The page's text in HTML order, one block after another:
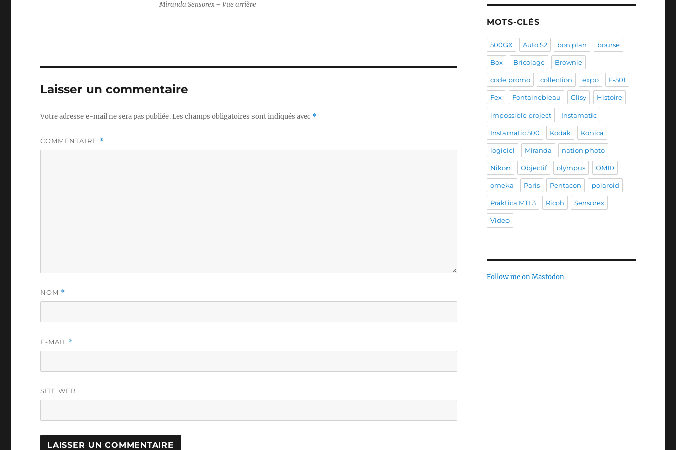
Miranda Sensorex – Vue arrière
Laisser un commentaire
Votre adresse e-mail ne sera pas publiée.Les champs obligatoires sont indiqués avec *
COMMENTAIRE *
NOM *
E-MAIL *
SITE WEB
MOTS-CLÉS
500GX Auto S2 bon plan bourse
Box Bricolage Brownie
code promo collection expo F-501
Fex Fontainebleau Glisy Histoire
impossible project Instamatic
Instamatic 500 Kodak Konica
logiciel Miranda nation photo
Nikon Objectif olympus OM10
omeka Paris Pentacon polaroid
Praktica MTL3 Ricoh Sensorex
Video
Follow me on Mastodon